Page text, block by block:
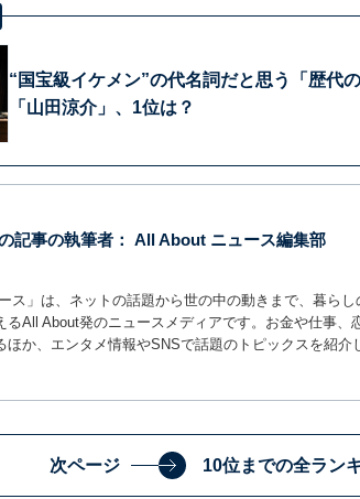
“国宝級イケメン”の代名詞だと思う「歴代
「山田涼介」、1位は？
記事の執筆者： All About ニュース編集部
ス」は、ネットの話題から世の中の動きまで、暮ら
るAll About発のニュースメディアです。お金や仕事
ほか、エンタメ情報やSNSで話題のトピックスを紹介
次ページ 10位までの全ラン